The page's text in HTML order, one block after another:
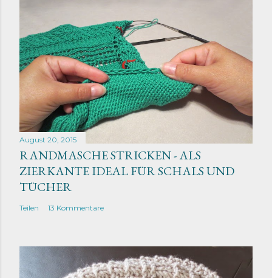
August 20, 2015
RANDMASCHE STRICKEN - ALS
ZIERKANTE IDEAL FÜR SCHALS UND
TÜCHER
Teilen 13 Kommentare